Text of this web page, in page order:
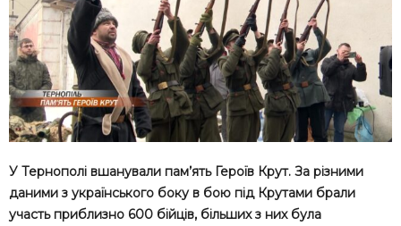
У Тернополі вшанували пам’ять Героїв Крут. За різними
даними з українського боку в бою під Крутами брали
участь приблизно 600 бійців, більших з них була